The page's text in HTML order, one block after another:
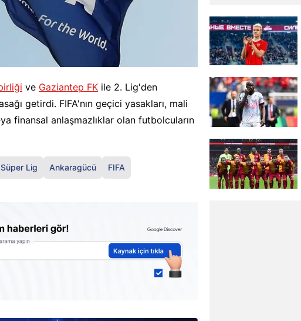
ve Gaziantep FK ile 2. Lig'den
getirdi. FIFA'nın geçici yasakları, mali
finansal anlaşmazlıklar olan futbolcuların
Lig Ankaragücü FIFA